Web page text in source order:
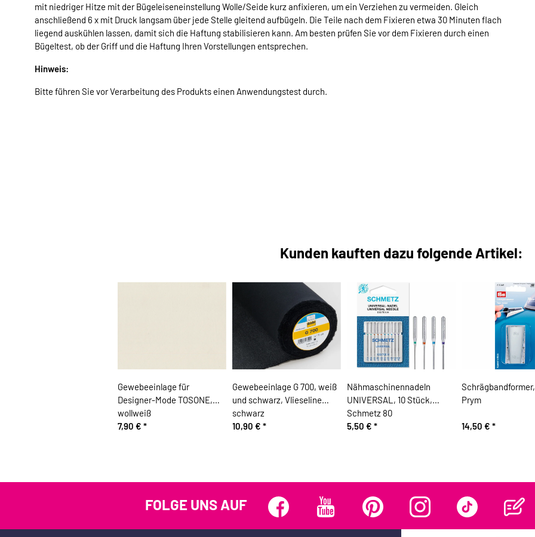
mit niedriger Hitze mit der Bügeleiseneinstellung Wolle/Seide kurz anfixieren, um ein Verziehen zu vermeiden. Gleich
anschließend 6 x mit Druck langsam über jede Stelle gleitend aufbügeln. Die Teile nach dem Fixieren etwa 30 Minuten flach
liegend auskühlen lassen, damit sich die Haftung stabilisieren kann. Am besten prüfen Sie vor dem Fixieren durch einen
Bügeltest, ob der Griff und die Haftung Ihren Vorstellungen entsprechen.
Hinweis:
Bitte führen Sie vor Verarbeitung des Produkts einen Anwendungstest durch.
Kunden kauften dazu folgende Artikel:
Gewebeeinlage für
Designer-Mode TOSONE,
wollweiß
7,90 € *
Gewebeeinlage G 700, weiß
und schwarz, Vlieseline
schwarz
10,90 € *
Nähmaschinennadeln
UNIVERSAL, 10 Stück,
Schmetz 80
5,50 € *
Schrägbandformer,
Prym
14,50 € *
FOLGE UNS AUF